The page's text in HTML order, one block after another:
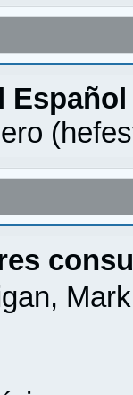
Español
(